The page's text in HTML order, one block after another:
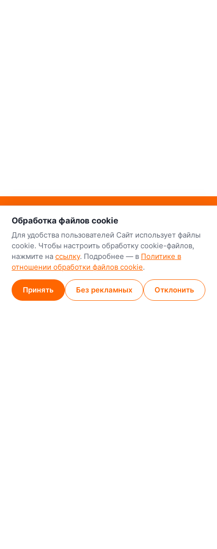
о нас
Наш склад-магазин:
Минск
8-й Путепроводный переулок, 5
GPS53.924752, 27.489820
Карта проезда
Обработка файлов cookie
Для удобства пользователей Сайт использует файлы
cookie. Чтобы настроить обработку cookie-файлов,
нажмите на ссылку. Подробнее — в Политике в
отношении обработки файлов cookie.
Принять Без рекламных Отклонить